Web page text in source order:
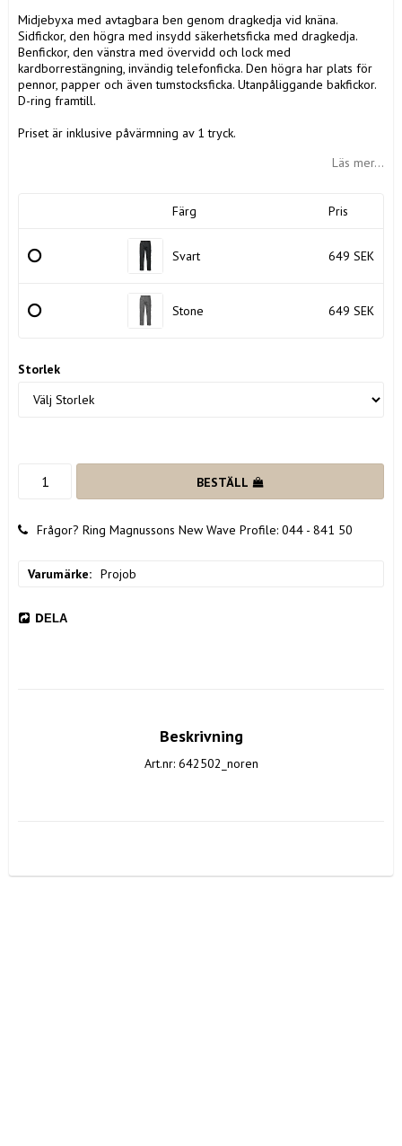
Midjebyxa med avtagbara ben genom dragkedja vid knäna.
Sidfickor, den högra med insydd säkerhetsficka med dragkedja.
Benfickor, den vänstra med övervidd och lock med
kardborrestängning, invändig telefonficka. Den högra har plats för
pennor, papper och även tumstocksficka. Utanpåliggande bakfickor.
D-ring framtill.
Priset är inklusive påvärmning av 1 tryck.
Läs mer...
Färg Pris
Svart 649 SEK
Stone 649 SEK
Storlek
BESTÄLL
Frågor? Ring Magnussons New Wave Profile: 044 - 841 50
Varumärke Projob
DELA
Beskrivning
Art.nr: 642502_noren